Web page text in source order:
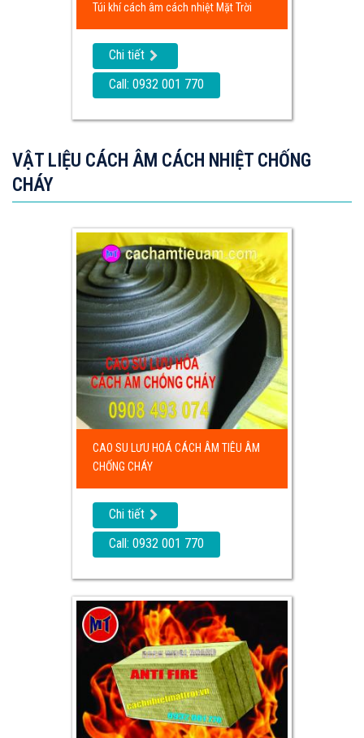
Túi khí cách âm cách nhiệt Mặt Trời
Chi tiết
Call: 0932 001 770
VẬT LIỆU CÁCH ÂM CÁCH NHIỆT CHỐNG
CHÁY
CAO SU LƯU HOÁ CÁCH ÂM TIÊU ÂM
CHỐNG CHÁY
Chi tiết
Call: 0932 001 770